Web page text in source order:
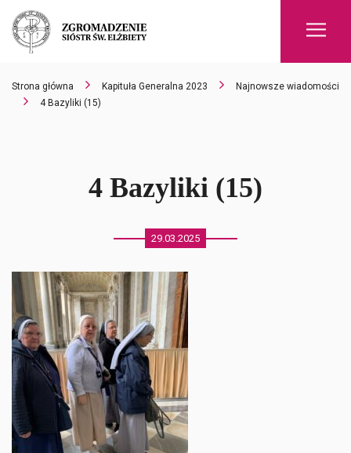
Strona główna Kapituła Generalna 2023
Najnowsze wiadomości
4 Bazyliki (15)
4 Bazyliki (15)
29.03.2025